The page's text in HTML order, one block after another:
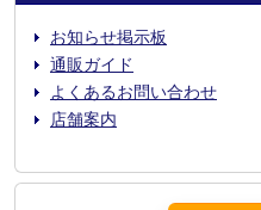
お知らせ掲示板
通販ガイド
よくあるお問い合わせ
店舗案内